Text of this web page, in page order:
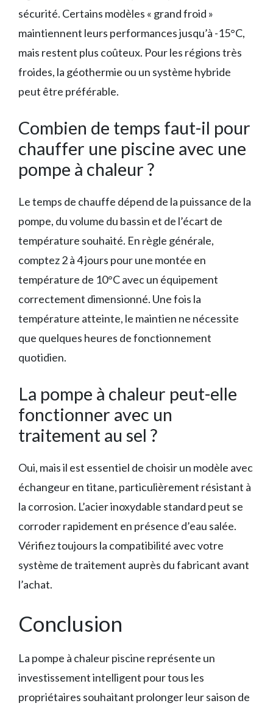
sécurité. Certains modèles « grand froid »
maintiennent leurs performances jusqu’à -15°C,
mais restent plus coûteux. Pour les régions très
froides, la géothermie ou un système hybride
peut être préférable.
Combien de temps faut-il pour
chauffer une piscine avec une
pompe à chaleur ?
Le temps de chauffe dépend de la puissance de la
pompe, du volume du bassin et de l’écart de
température souhaité. En règle générale,
comptez 2 à 4 jours pour une montée en
température de 10°C avec un équipement
correctement dimensionné. Une fois la
température atteinte, le maintien ne nécessite
que quelques heures de fonctionnement
quotidien.
La pompe à chaleur peut-elle
fonctionner avec un
traitement au sel ?
Oui, mais il est essentiel de choisir un modèle avec
échangeur en titane, particulièrement résistant à
la corrosion. L’acier inoxydable standard peut se
corroder rapidement en présence d’eau salée.
Vérifiez toujours la compatibilité avec votre
système de traitement auprès du fabricant avant
l’achat.
Conclusion
La pompe à chaleur piscine représente un
investissement intelligent pour tous les
propriétaires souhaitant prolonger leur saison de